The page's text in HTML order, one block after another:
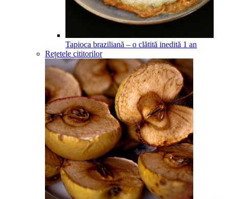
Tapioca braziliană – o clătită inedită 1 an
Rețetele cititorilor